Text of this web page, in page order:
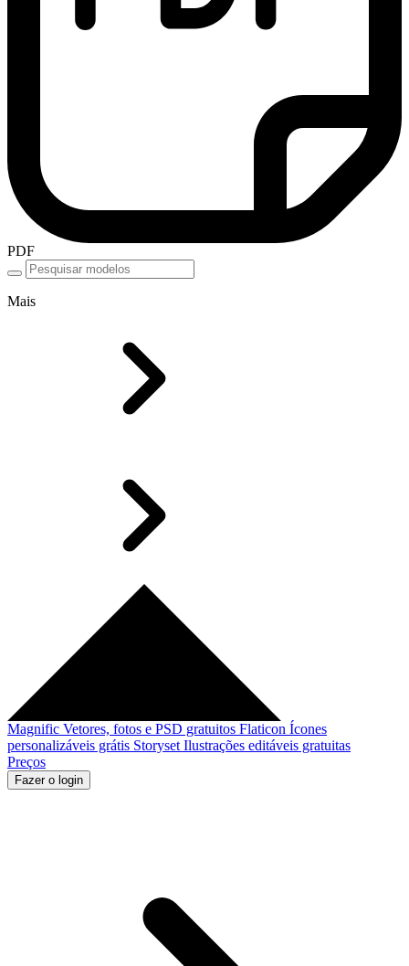
PDF
Mais
Magnific Vetores, fotos e PSD gratuitos Flaticon Ícones
personalizáveis grátis Storyset Ilustrações editáveis gratuitas
Preços
Fazer o login